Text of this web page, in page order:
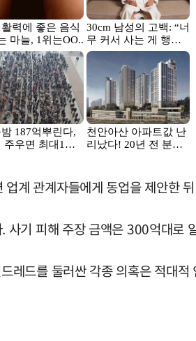
계 관계자들에게 동업을 제안한
사기 피해 주장 금액은 300억대로
레드를 둘러싼 각종 의혹은 적대